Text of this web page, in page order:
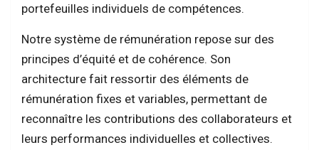
portefeuilles individuels de compétences.
Notre système de rémunération repose sur des
principes d’équité et de cohérence. Son
architecture fait ressortir des éléments de
rémunération fixes et variables, permettant de
reconnaître les contributions des collaborateurs et
leurs performances individuelles et collectives.